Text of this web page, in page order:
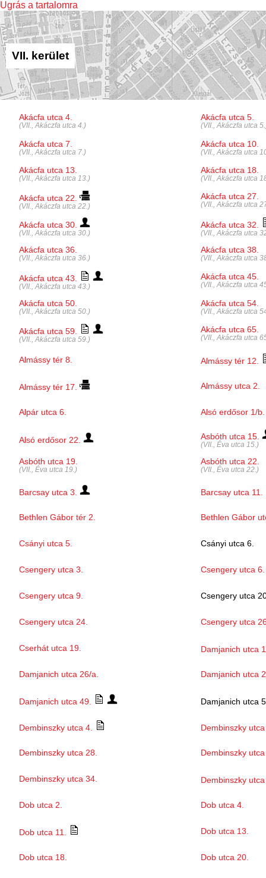
Ugrás a tartalomra
VII. kerület
Akácfa utca 4.
(VII., Akáczfa utca 4.)
Akácfa utca 5.
(VII., Akáczfa utca
Akácfa utca 7.
(VII., Akáczfa utca 7.)
Akácfa utca 10.
(VII., Akáczfa utca
Akácfa utca 13.
(VII., Akáczfa utca 13.)
Akácfa utca 18.
(VII., Akáczfa utca
Akácfa utca 22.
(VII., Akáczfa utca 22.)
Akácfa utca 27.
(VII., Akáczfa utca
Akácfa utca 30.
(VII., Akáczfa utca 30.)
Akácfa utca 32.
(VII., Akáczfa utca
Akácfa utca 36.
(VII., Akáczfa utca 36.)
Akácfa utca 38.
(VII., Akáczfa utca
Akácfa utca 43.
(VII., Akáczfa utca 43.)
Akácfa utca 45.
(VII., Akáczfa utca
Akácfa utca 50.
(VII., Akáczfa utca 50.)
Akácfa utca 54.
(VII., Akáczfa utca
Akácfa utca 59.
(VII., Akáczfa utca 59.)
Akácfa utca 65.
(VII., Akáczfa utca
Almássy tér 8. Almássy tér 12.
Almássy tér 17. Almássy utca 2.
Alpár utca 6. Alsó erdősor 1/b.
Alsó erdősor 22. Asbóth utca 15.
(VII., Éva utca 15.)
Asbóth utca 19.
(VII., Éva utca 19.)
Asbóth utca 22.
(VII., Éva utca 22.)
Barcsay utca 3. Barcsay utca 11.
Bethlen Gábor tér 2. Bethlen Gábor
Csányi utca 5. Csányi utca 6.
Csengery utca 3. Csengery utca 6.
Csengery utca 9. Csengery utca
Csengery utca 24. Csengery utca
Cserhát utca 19. Damjanich utca
Damjanich utca 26/a. Damjanich utca
Damjanich utca 49. Damjanich utca
Dembinszky utca 4. Dembinszky
Dembinszky utca 28. Dembinszky
Dembinszky utca 34. Dembinszky
Dob utca 2. Dob utca 4.
Dob utca 11. Dob utca 13.
Dob utca 18. Dob utca 20.